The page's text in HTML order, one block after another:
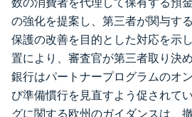
の強化を提案し、第三者が関与す
保護の改善を目的とした対応を示
置により、審査官が第三者取り決
銀行はパートナープログラムのオ
び準備慣行を見直すよう促されて
グに関する欧州のガイダンスは、